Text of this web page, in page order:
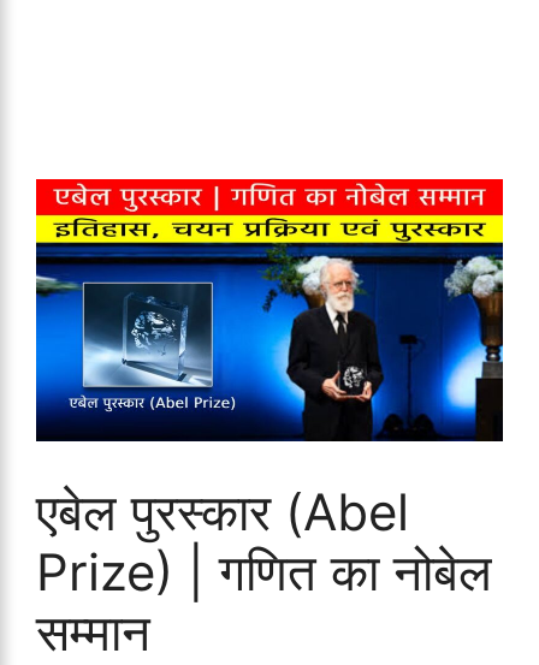
एबेल पुरस्कार (Abel
Prize) | गणित का नोबेल
सम्मान